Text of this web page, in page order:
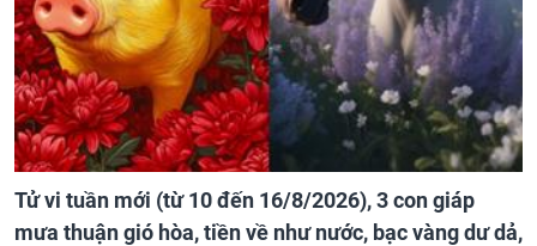
Tử vi tuần mới (từ 10 đến 16/8/2026), 3 con giáp
mưa thuận gió hòa, tiền về như nước, bạc vàng dư dả,